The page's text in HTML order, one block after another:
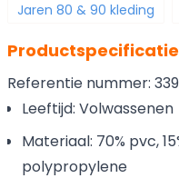
Jaren 80 & 90 kleding
Productspecificatie
Referentie nummer:
Leeftijd: Volwassenen
Materiaal: 70% pvc,
polypropylene